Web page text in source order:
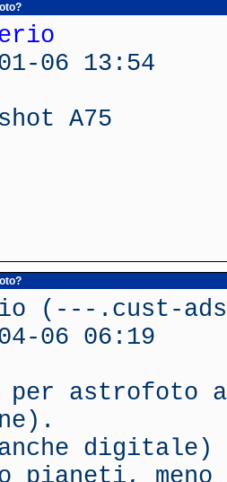
06 13:54
A75
(---.cust-
06 06:19
per astrofoto
digitale)
pianeti,